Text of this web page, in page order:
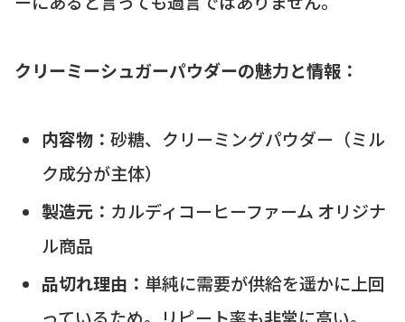
クリーミーシュガーパウダーの魅力と情報：
内容物： 砂糖、クリーミングパウダー（ミル
ク成分が主体）
製造元： カルディコーヒーファーム オリジナ
ル商品
品切れ理由： 単純に需要が供給を遥かに上回
っているため。リピート率も非常に高い。